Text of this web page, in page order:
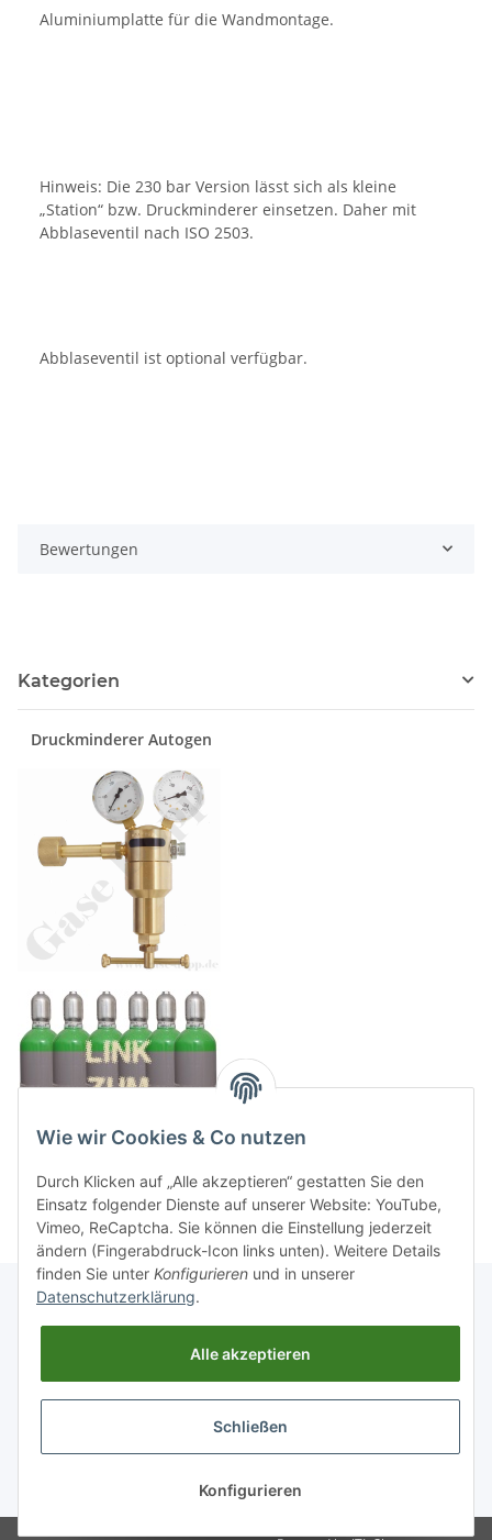
Aluminiumplatte für die Wandmontage.
Hinweis: Die 230 bar Version lässt sich als kleine
„Station“ bzw. Druckminderer einsetzen. Daher mit
Abblaseventil nach ISO 2503.
Abblaseventil ist optional verfügbar.
Bewertungen
Kategorien
Druckminderer Autogen
Gesetzliche Informationen
Wie wir Cookies & Co nutzen
Durch Klicken auf „Alle akzeptieren“ gestatten Sie den
Einsatz folgender Dienste auf unserer Website: YouTube,
Vimeo, ReCaptcha. Sie können die Einstellung jederzeit
ändern (Fingerabdruck-Icon links unten). Weitere Details
finden Sie unter Konfigurieren und in unserer
Datenschutzerklärung.
Alle akzeptieren
Schließen
Konfigurieren